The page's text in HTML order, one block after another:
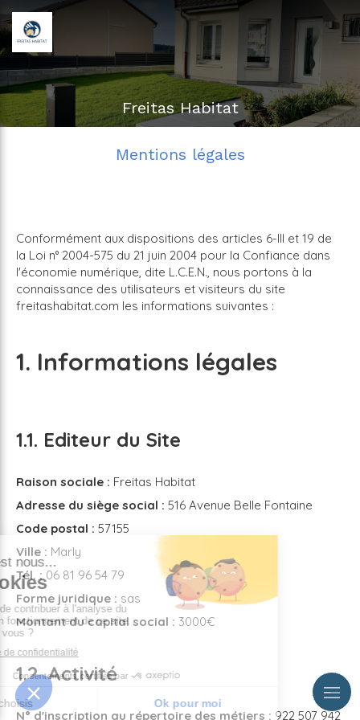
Freitas Habitat
Mentions légales
Conformément aux dispositions des articles 6-III et 19 de
la Loi n° 2004-575 du 21 juin 2004 pour la Confiance dans
l'économie numérique, dite L.C.E.N., nous portons à la
connaissance des utilisateurs et visiteurs du site
freitashabitat.com les informations suivantes :
1. Informations légales
1.1. Editeur du Site
Raison sociale : Freitas Habitat
Adresse du siège social : 516 Avenue Belle Fontaine
Code postal : 57155
Ville : Marly
Tél. :06 81 96 54 79
Forme juridique : sas
Montant du capital social : 3000€
1.2. Activité
N° d'inscription au répertoire des métiers : 922 507 942